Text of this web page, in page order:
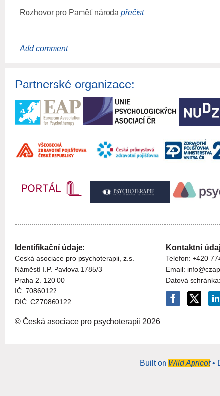
Rozhovor pro Paměť národa přečíst
Partnerské organizace:
Identifikační údaje:
Česká asociace pro psychoterapii, z.s.
Náměstí I.P. Pavlova 1785/3
Praha 2, 120 00
IČ: 70860122
DIČ: CZ70860122
Kontaktní
Telefon: +420
Email:
Datová
© Česká asociace pro psychoterapii 2026
Built on Wild Apricot •